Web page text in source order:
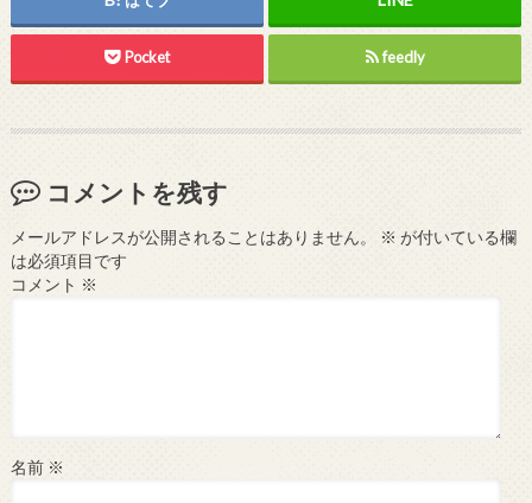
Pocket feedly
コメントを残す
メールアドレスが公開されることはありません。 ※ が付いている欄
は必須項目です
コメント ※
名前 ※